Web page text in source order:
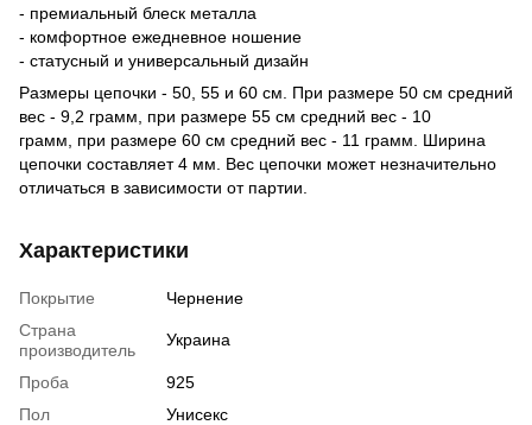
- премиальный блеск металла
- комфортное ежедневное ношение
- статусный и универсальный дизайн
Размеры цепочки - 50, 55 и 60 см. При размере 50 см средний
вес - 9,2 грамм, при размере 55 см средний вес - 10
грамм, при размере 60 см средний вес - 11 грамм. Ширина
цепочки составляет 4 мм. Вес цепочки может незначительно
отличаться в зависимости от партии.
Характеристики
Покрытие
Чернение
Страна
производитель
Украина
Проба
925
Пол
Унисекс